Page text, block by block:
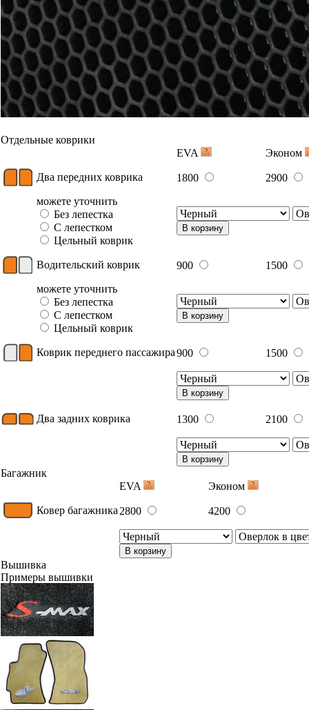
Отдельные коврики
EVA
Эконом
Два передних коврика 1800
2900
можете уточнить
Без лепестка
С лепестком
Цельный коврик
В корзину
Водительский коврик 900
1500
можете уточнить
Без лепестка
С лепестком
Цельный коврик
В корзину
Коврик переднего пассажира900 1500
В корзину
Два задних коврика 1300 2100
В корзину
Багажник
EVA
Эконом
Ковер багажника 2800 4200
В корзину
Вышивка
Примеры вышивки